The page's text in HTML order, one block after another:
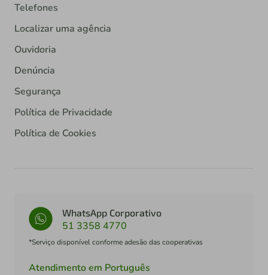
Telefones
Localizar uma agência
Ouvidoria
Denúncia
Segurança
Política de Privacidade
Política de Cookies
WhatsApp Corporativo
51 3358 4770
*Serviço disponível conforme adesão das cooperativas
Atendimento em Português